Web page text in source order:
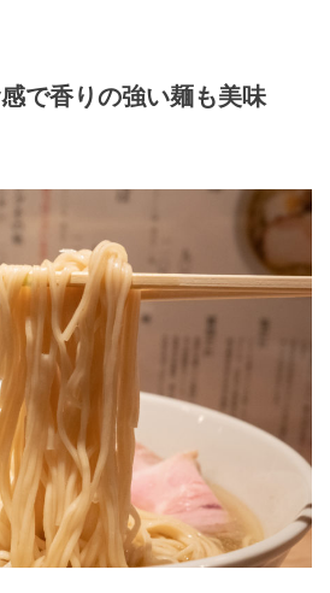
で香りの強い麺も美味